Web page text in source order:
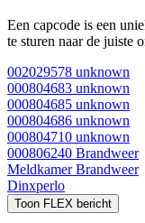
Een capcode is een
te sturen naar de juiste
002029578 unknown
000804683 unknown
000804685 unknown
000804686 unknown
000804710 unknown
000806240 Brandweer
Meldkamer Brandweer
Dinxperlo
Toon FLEX bericht